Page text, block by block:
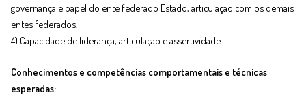
governança e papel do ente federado Estado, articulação com os demais
entes federados.
4) Capacidade de liderança, articulação e assertividade.
Conhecimentos e competências comportamentais e técnicas
esperadas: